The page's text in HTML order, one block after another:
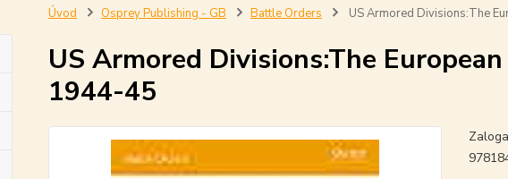
Úvod Osprey Publishing - GB Battle Orders US Armored Divisions:The
US Armored Divisions:The
1944-45